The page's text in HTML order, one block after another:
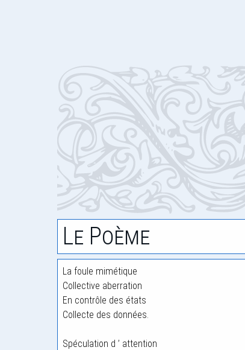
Le Poème
La foule mimétique
Collective aberration
En contrôle des états
Collecte des données.
Spéculation d ’ attention